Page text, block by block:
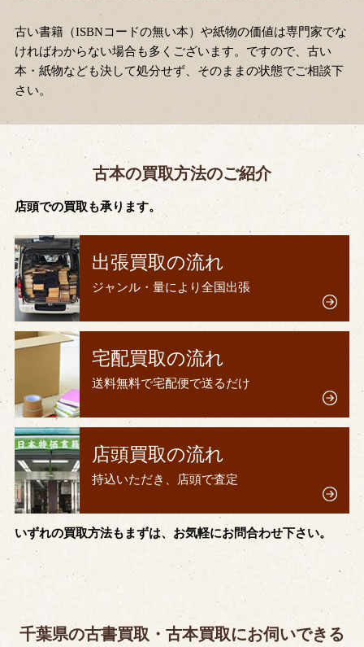
古い書籍（ISBNコードの無い本）や紙物の価値は専門家でな
ければわからない場合も多くございます。ですので、古い
本・紙物なども決して処分せず、そのままの状態でご相談下
さい。
古本の買取方法のご紹介
店頭での買取も承ります。
出張買取の流れ
ジャンル・量により全国出張
宅配買取の流れ
送料無料で宅配便で送るだけ
店頭買取の流れ
持込いただき、店頭で査定
いずれの買取方法もまずは、お気軽にお問合わせ下さい。
千葉県の古書買取・古本買取にお伺いできる